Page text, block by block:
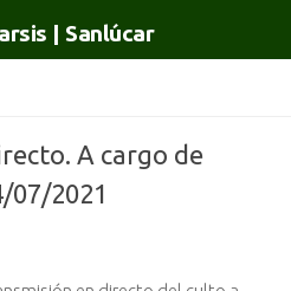
A cargo de
07/2021